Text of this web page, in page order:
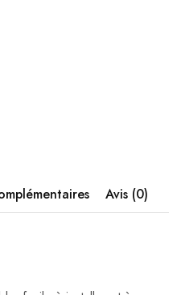
Avis (0)